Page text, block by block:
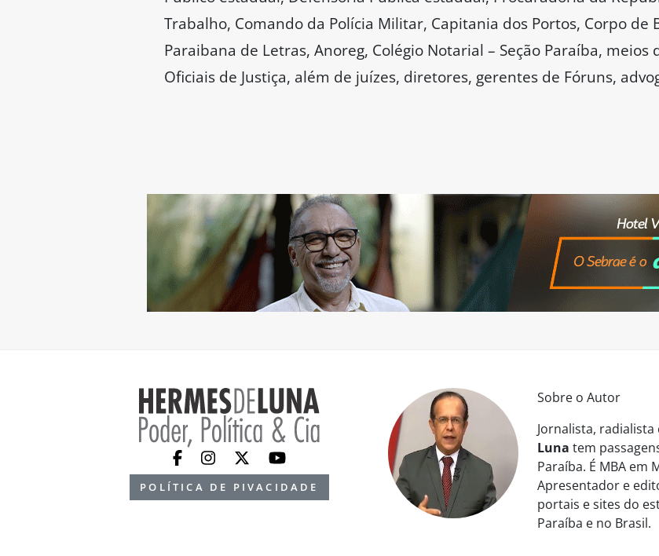
Trabalho, Comando da Polícia Militar, Capitania dos Portos, Corpo de
Paraibana de Letras, Anoreg, Colégio Notarial – Seção Paraíba, meios
Oficiais de Justiça, além de juízes, diretores, gerentes de Fóruns,
POLÍTICA DE PIVACIDADE
Sobre o Autor
Jornalista, radialista
Luna tem
Paraíba. É MBA em
Apresentador e
portais e sites do
Paraíba e no Brasil.